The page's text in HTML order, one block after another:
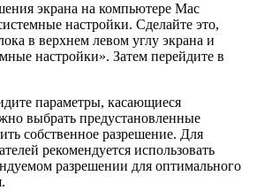
экрана на компьютере Mac
настройки. Сделайте это,
в верхнем левом углу экрана и
настройки». Затем перейдите в
параметры, касающиеся
выбрать предустановленные
собственное разрешение. Для
рекомендуется использовать
разрешении для оптимального